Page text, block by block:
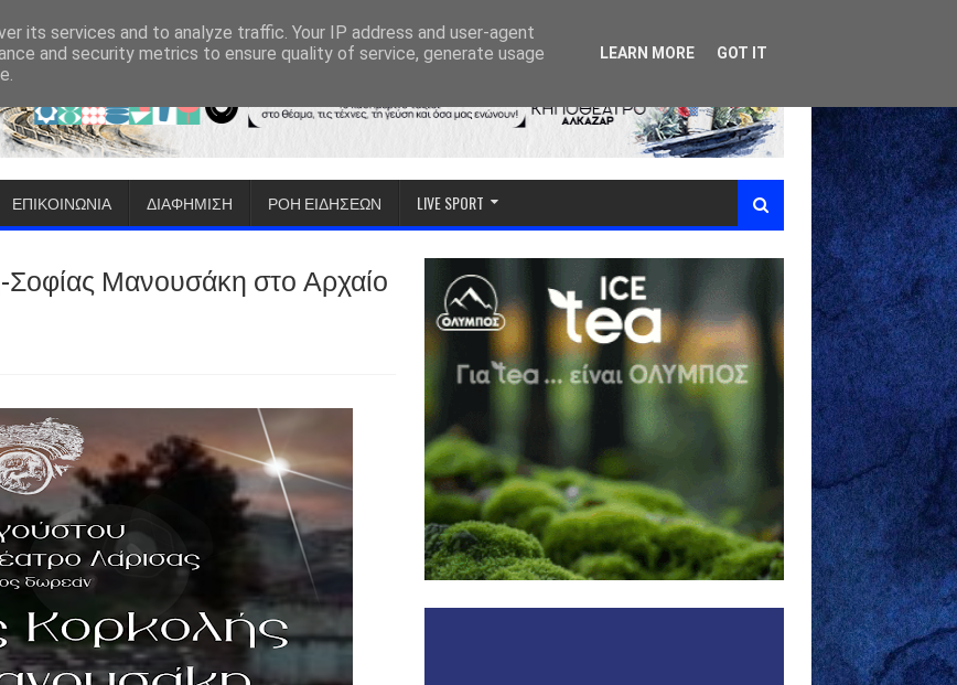
ΕΠΙΚΟΙΝΩΝΙΑ ΔΙΑΦΗΜΙΣΗ ΡΟΗ ΕΙΔΗΣΕΩΝ LIVE SPORT
Μανουσάκη στο Αρχαίο
its services and to analyze traffic. Your IP address and user-agent
and security metrics to ensure quality of service, generate usage
LEARN MORE GOT IT